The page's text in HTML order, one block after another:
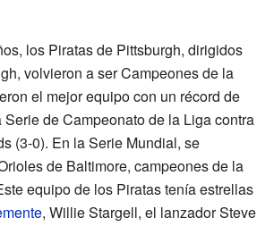
los Piratas de Pittsburgh, dirigidos
volvieron a ser Campeones de la
el mejor equipo con un récord de
de Campeonato de la Liga contra
(3-0). En la Serie Mundial, se
de Baltimore, campeones de la
equipo de los Piratas tenía estrellas
, Willie Stargell, el lanzador Steve